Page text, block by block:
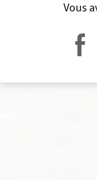
Vous